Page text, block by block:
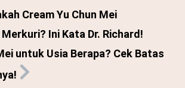
Cream Yu Chun Mei
Ini Kata Dr. Richard!
untuk Usia Berapa? Cek Batas